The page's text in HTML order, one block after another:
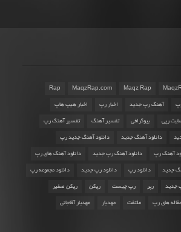
Maqz Rap
MaqzRap.com
Rap
آهنگ رپ جدید اخبار رپ اخبار هیپ هاپ
رپی بیوگرافی تفسیر آهنگ تفسیر آهنگ رپ
دانلود آهنگ جدید دانلود آهنگ جدید رپ
آهنگ رپ دانلود آهنگ رپ جدید دانلود آهنگ های رپ
جدید دانلود رپ دانلود رپ جدید دانلود مجموعه رپ
جدید رپر رپ چیست رپکن رپکن صفیر
مقاله های رپ ملتفت مهدیار مهدیار آقاجانی